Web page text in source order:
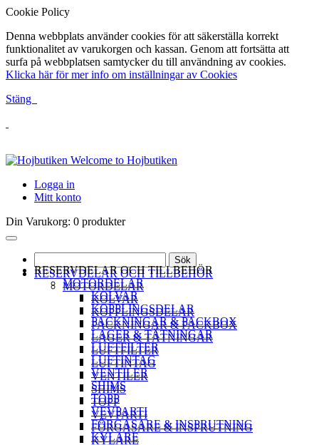
Cookie Policy
Denna webbplats använder cookies för att säkerställa korrekt
funktionalitet av varukorgen och kassan. Genom att fortsätta att
surfa på webbplatsen samtycker du till användning av cookies.
Klicka här för mer info om inställningar av Cookies
Stäng
Welcome to Hojbutiken
Logga in
Mitt konto
Din Varukorg: 0 produkter
Sök
RESERVDELAR OCH TILLBEHÖR
MOTORDELAR
KOLVAR
KOPPLINGSDELAR
PACKNINGAR & PACKBOX
LAGER & TÄTNINGAR
LUFTFILTER
LUFTINTAG
VENTILER
SHIMS
TOPP
VEVPARTI
FÖRGASARE & INSPRUTNING
KYLARE
RESERVDELAR OCH TILLBEHÖR
MOTORDELAR
KOLVAR
KOPPLINGSDELAR
PACKNINGAR & PACKBOX
LAGER & TÄTNINGAR
LUFTFILTER
LUFTINTAG
VENTILER
SHIMS
TOPP
VEVPARTI
FÖRGASARE & INSPRUTNING
KYLARE